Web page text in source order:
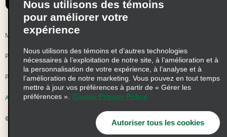
Emerald Club se connecter
Emerald Club S'inscrire
Emerald Club Avantages
Emerald Club Services
Responsabilité sociale
Occasions de franchise mondiales
Perspectives de carrière
Modalités d'utilisation
Politique sur les fichiers témoins
Pluriannuel d'accessibilité Choix de confidentialité
AdChoices
© 2026 Enterprise Holdings, Inc. Tous droits réservés
Nous utilisons des témoins
pour améliorer votre
expérience
Nous utilisons des témoins et d’autres technologies
nécessaires à l’exploitation de notre site, à l’amélioration et à
la personnalisation de votre expérience, à l’analyse et à
l’amélioration de notre marketing. Vous pouvez en tout temps
mettre à jour vos préférences à partir de « Gérer les
préférences ».
Cookie Privacy Policy
Autoriser tous les cookies